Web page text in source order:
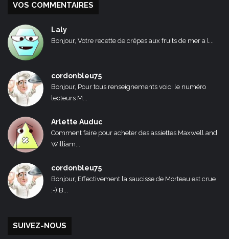
VOS COMMENTAIRES
Laly
Bonjour, Votre recette de crêpes aux fruits de mer a l...
cordonbleu75
Bonjour, Pour tous renseignements voici le numéro
lecteurs M...
Arlette Auduc
Comment faire pour acheter des assiettes Maxwell and
William...
cordonbleu75
Bonjour, Effectivement la saucisse de Morteau est crue
:-) B...
SUIVEZ-NOUS